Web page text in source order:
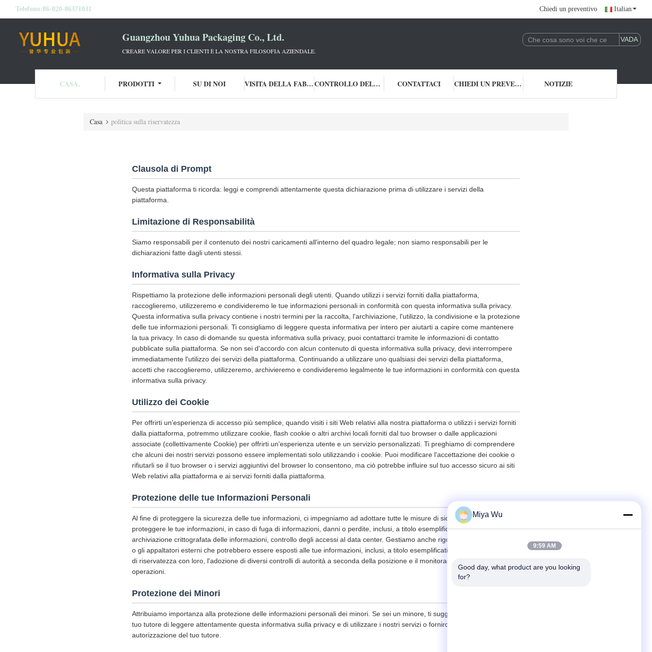
Telefono:86-020-86371031 Chiedi un preventivo Italian
Guangzhou Yuhua Packaging Co., Ltd.
CREARE VALORE PER I CLIENTI È LA NOSTRA FILOSOFIA AZIENDALE.
CASA. PRODOTTI SU DI NOI VISITA DELLA FABBRICA CONTROLLO DELLA QUALITÀ CONTATTACI CHIEDI UN PREVENTIVO NOTIZIE
Casa politica sulla riservatezza
Clausola di Prompt
Questa piattaforma ti ricorda: leggi e comprendi attentamente questa dichiarazione prima di utilizzare i servizi della
piattaforma.
Limitazione di Responsabilità
Siamo responsabili per il contenuto dei nostri caricamenti all'interno del quadro legale; non siamo responsabili per le
dichiarazioni fatte dagli utenti stessi.
Informativa sulla Privacy
Rispettiamo la protezione delle informazioni personali degli utenti. Quando utilizzi i servizi forniti dalla piattaforma,
raccoglieremo, utilizzeremo e condivideremo le tue informazioni personali in conformità con questa informativa sulla privacy.
Questa informativa sulla privacy contiene i nostri termini per la raccolta, l'archiviazione, l'utilizzo, la condivisione e la protezione
delle tue informazioni personali. Ti consigliamo di leggere questa informativa per intero per aiutarti a capire come mantenere
la tua privacy. In caso di domande su questa informativa sulla privacy, puoi contattarci tramite le informazioni di contatto
pubblicate sulla piattaforma. Se non sei d'accordo con alcun contenuto di questa informativa sulla privacy, devi interrompere
immediatamente l'utilizzo dei servizi della piattaforma. Continuando a utilizzare uno qualsiasi dei servizi della piattaforma,
accetti che raccoglieremo, utilizzeremo, archivieremo e condivideremo legalmente le tue informazioni in conformità con questa
informativa sulla privacy.
Utilizzo dei Cookie
Per offrirti un'esperienza di accesso più semplice, quando visiti i siti Web relativi alla nostra piattaforma o utilizzi i servizi forniti
dalla piattaforma, potremmo utilizzare cookie, flash cookie o altri archivi locali forniti dal tuo browser o dalle applicazioni
associate (collettivamente Cookie) per offrirti un'esperienza utente e un servizio personalizzati. Ti preghiamo di comprendere
che alcuni dei nostri servizi possono essere implementati solo utilizzando i cookie. Puoi modificare l'accettazione dei cookie o
rifiutarli se il tuo browser o i servizi aggiuntivi del browser lo consentono, ma ciò potrebbe influire sul tuo accesso sicuro ai siti
Web relativi alla piattaforma e ai servizi forniti dalla piattaforma.
Protezione delle tue Informazioni Personali
Al fine di proteggere la sicurezza delle tue informazioni, ci impegniamo ad adottare tutte le misure di sicurezza ragionevoli per
proteggere le tue informazioni, in caso di fuga di informazioni, danni o perdite, inclusi, a titolo esemplificativo, SSL,
archiviazione crittografata delle informazioni, controllo degli accessi al data center. Gestiamo anche rigorosamente i dipendenti
o gli appaltatori esterni che potrebbero essere esposti alle tue informazioni, inclusi, a titolo esemplificativo, la firma di accordi
di riservatezza con loro, l'adozione di diversi controlli di autorità a seconda della posizione e il monitoraggio delle loro
operazioni.
Protezione dei Minori
Attribuiamo importanza alla protezione delle informazioni personali dei minori. Se sei un minore, ti suggeriamo di chiedere al
tuo tutore di leggere attentamente questa informativa sulla privacy e di utilizzare i nostri servizi o fornirci informazioni previa
autorizzazione del tuo tutore.
Miya Wu
9:59 AM
Good day, what product are you looking
for?